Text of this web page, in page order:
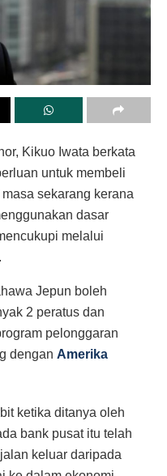
Kikuo Iwata berkata
untuk membeli
sekarang kerana
dasar
melalui
Jepun boleh
2 peratus dan
pelonggaran
dengan Amerika
ketika ditanya oleh
bank pusat itu telah
keluar daripada